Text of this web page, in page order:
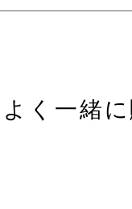
よく一緒